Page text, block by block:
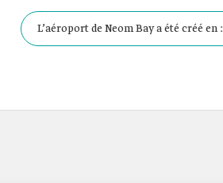
L’aéroport de Neom Bay a été créé en :